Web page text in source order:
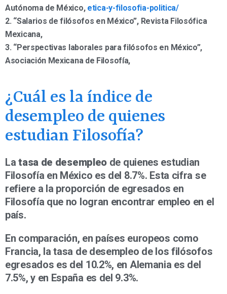
Autónoma de México, etica-y-filosofia-politica/
2. “Salarios de filósofos en México”, Revista Filosófica
Mexicana,
3. “Perspectivas laborales para filósofos en México”,
Asociación Mexicana de Filosofía,
¿Cuál es la índice de
desempleo de quienes
estudian Filosofía?
Latasa de desempleo de quienes estudian
Filosofía en México es del 8.7%. Esta cifra se
refiere a la proporción de egresados en
Filosofía que no logran encontrar empleo en el
país.
En comparación, en países europeos como
Francia, la tasa de desempleo de los filósofos
egresados es del 10.2%, en Alemania es del
7.5%, y en España es del 9.3%.